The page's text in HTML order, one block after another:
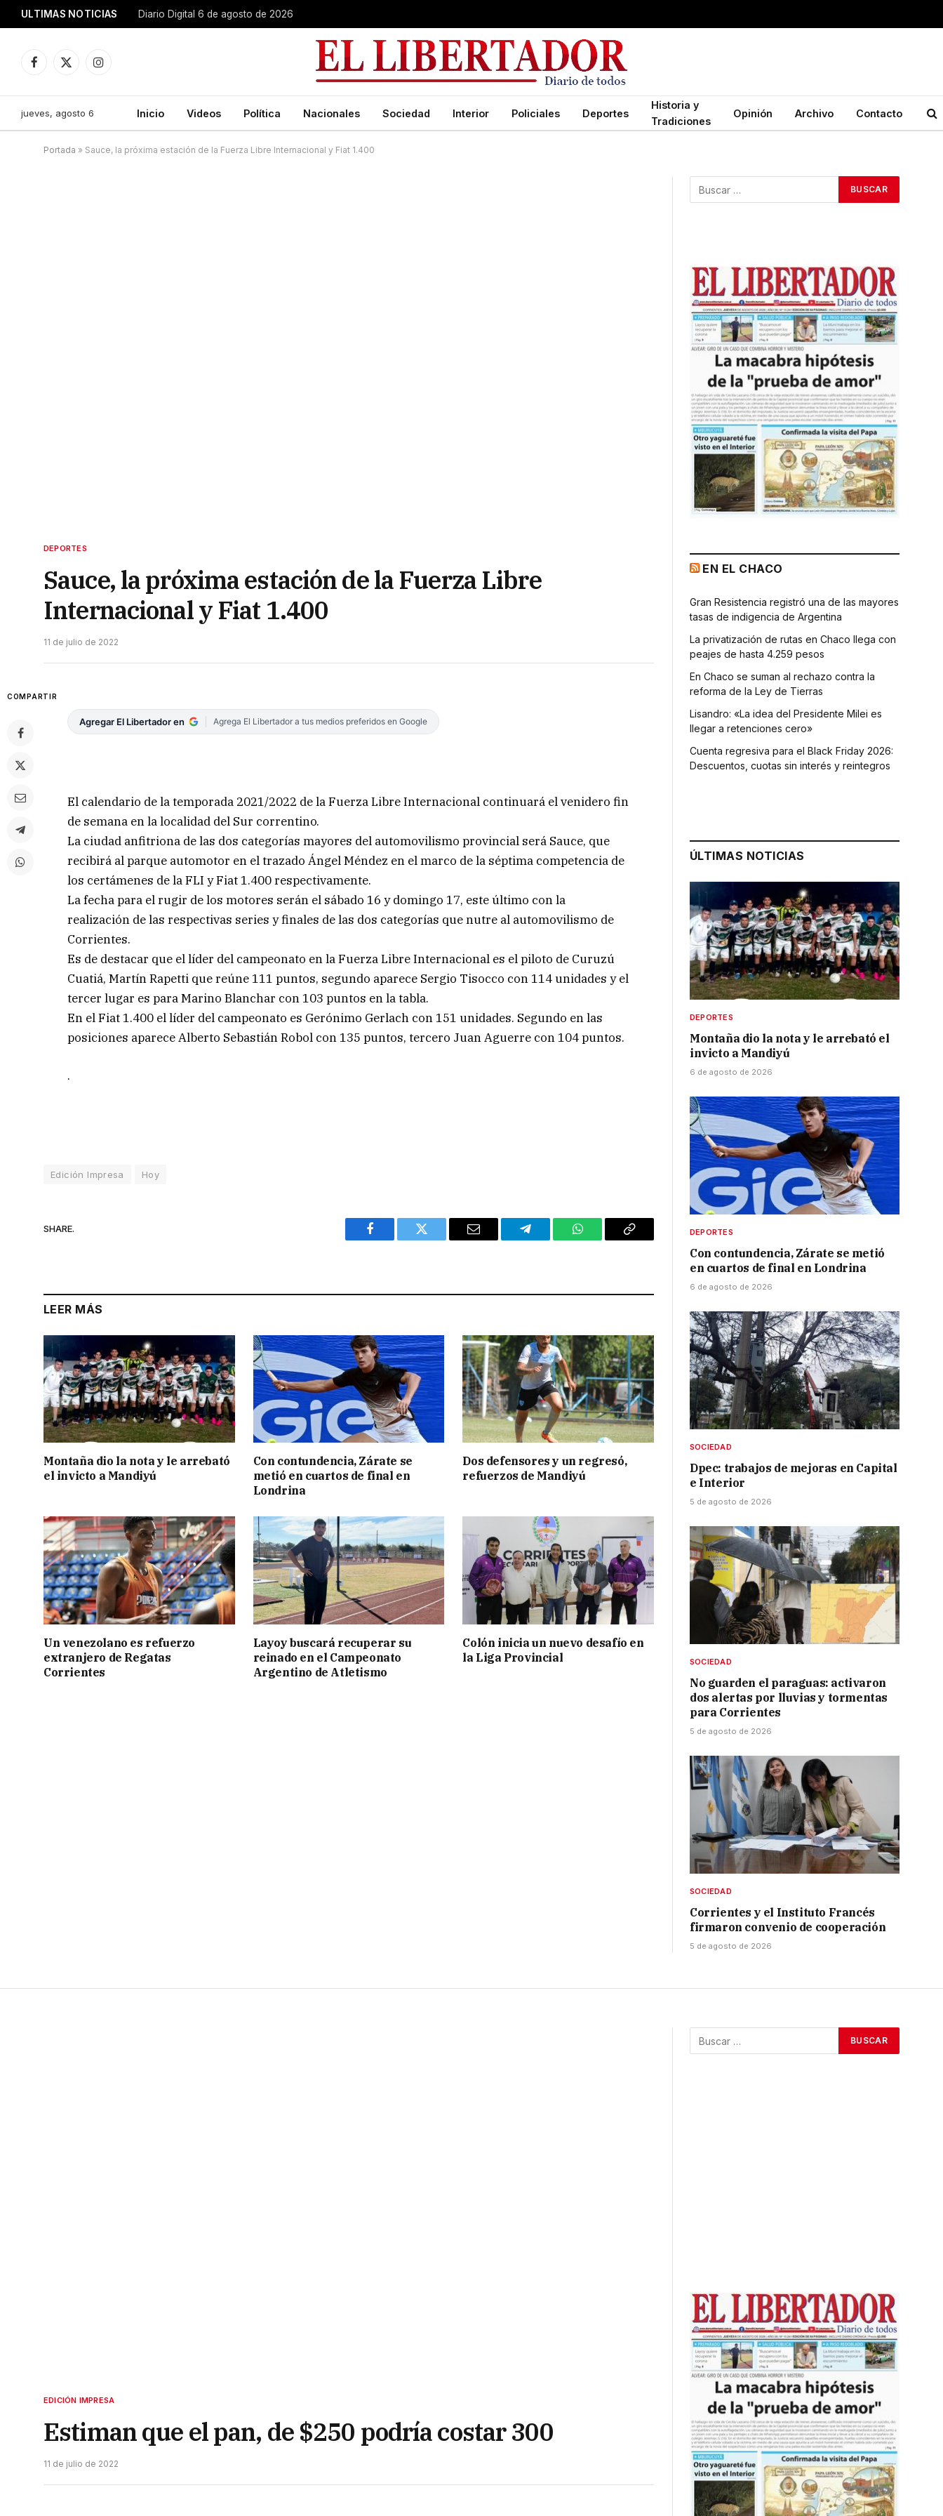
ULTIMAS NOTICIAS Diario Digital 6 de agosto de 2026
Facebook
X
Instagram
jueves, agosto 6 Inicio Videos Política Nacionales Sociedad Interior Policiales Deportes
Historia y
Tradiciones
Opinión Archivo Contacto
Portada » Sauce, la próxima estación de la Fuerza Libre Internacional y Fiat 1.400
DEPORTES
Sauce, la próxima estación de la Fuerza Libre
Internacional y Fiat 1.400
11 de julio de 2022
COMPARTIR
Agregar El Libertador en Agrega El Libertador a tus medios preferidos en Google
El calendario de la temporada 2021/2022 de la Fuerza Libre Internacional continuará el venidero fin
de semana en la localidad del Sur correntino.
La ciudad anfitriona de las dos categorías mayores del automovilismo provincial será Sauce, que
recibirá al parque automotor en el trazado Ángel Méndez en el marco de la séptima competencia de
los certámenes de la FLI y Fiat 1.400 respectivamente.
La fecha para el rugir de los motores serán el sábado 16 y domingo 17, este último con la
realización de las respectivas series y finales de las dos categorías que nutre al automovilismo de
Corrientes.
Es de destacar que el líder del campeonato en la Fuerza Libre Internacional es el piloto de Curuzú
Cuatiá, Martín Rapetti que reúne 111 puntos, segundo aparece Sergio Tisocco con 114 unidades y el
tercer lugar es para Marino Blanchar con 103 puntos en la tabla.
En el Fiat 1.400 el líder del campeonato es Gerónimo Gerlach con 151 unidades. Segundo en las
posiciones aparece Alberto Sebastián Robol con 135 puntos, tercero Juan Aguerre con 104 puntos.
.
Edición Impresa Hoy
SHARE.
Facebook Twitter Email Telegram WhatsAppCopy
LEER MÁS
Montaña dio la nota y le arrebató
el invicto a Mandiyú
Con contundencia, Zárate se
metió en cuartos de final en
Londrina
Dos defensores y un regresó,
refuerzos de Mandiyú
Un venezolano es refuerzo
extranjero de Regatas
Corrientes
Layoy buscará recuperar su
reinado en el Campeonato
Argentino de Atletismo
Colón inicia un nuevo desafío en
la Liga Provincial
EN EL CHACO
Gran Resistencia registró una de las mayores
tasas de indigencia de Argentina
La privatización de rutas en Chaco llega con
peajes de hasta 4.259 pesos
En Chaco se suman al rechazo contra la
reforma de la Ley de Tierras
Lisandro: «La idea del Presidente Milei es
llegar a retenciones cero»
Cuenta regresiva para el Black Friday 2026:
Descuentos, cuotas sin interés y reintegros
ÚLTIMAS NOTICIAS
DEPORTES
Montaña dio la nota y le arrebató el
invicto a Mandiyú
6 de agosto de 2026
DEPORTES
Con contundencia, Zárate se metió
en cuartos de final en Londrina
6 de agosto de 2026
SOCIEDAD
Dpec: trabajos de mejoras en Capital
e Interior
5 de agosto de 2026
SOCIEDAD
No guarden el paraguas: activaron
dos alertas por lluvias y tormentas
para Corrientes
5 de agosto de 2026
SOCIEDAD
Corrientes y el Instituto Francés
firmaron convenio de cooperación
5 de agosto de 2026
EDICIÓN IMPRESA
Estiman que el pan, de $250 podría costar 300
11 de julio de 2022